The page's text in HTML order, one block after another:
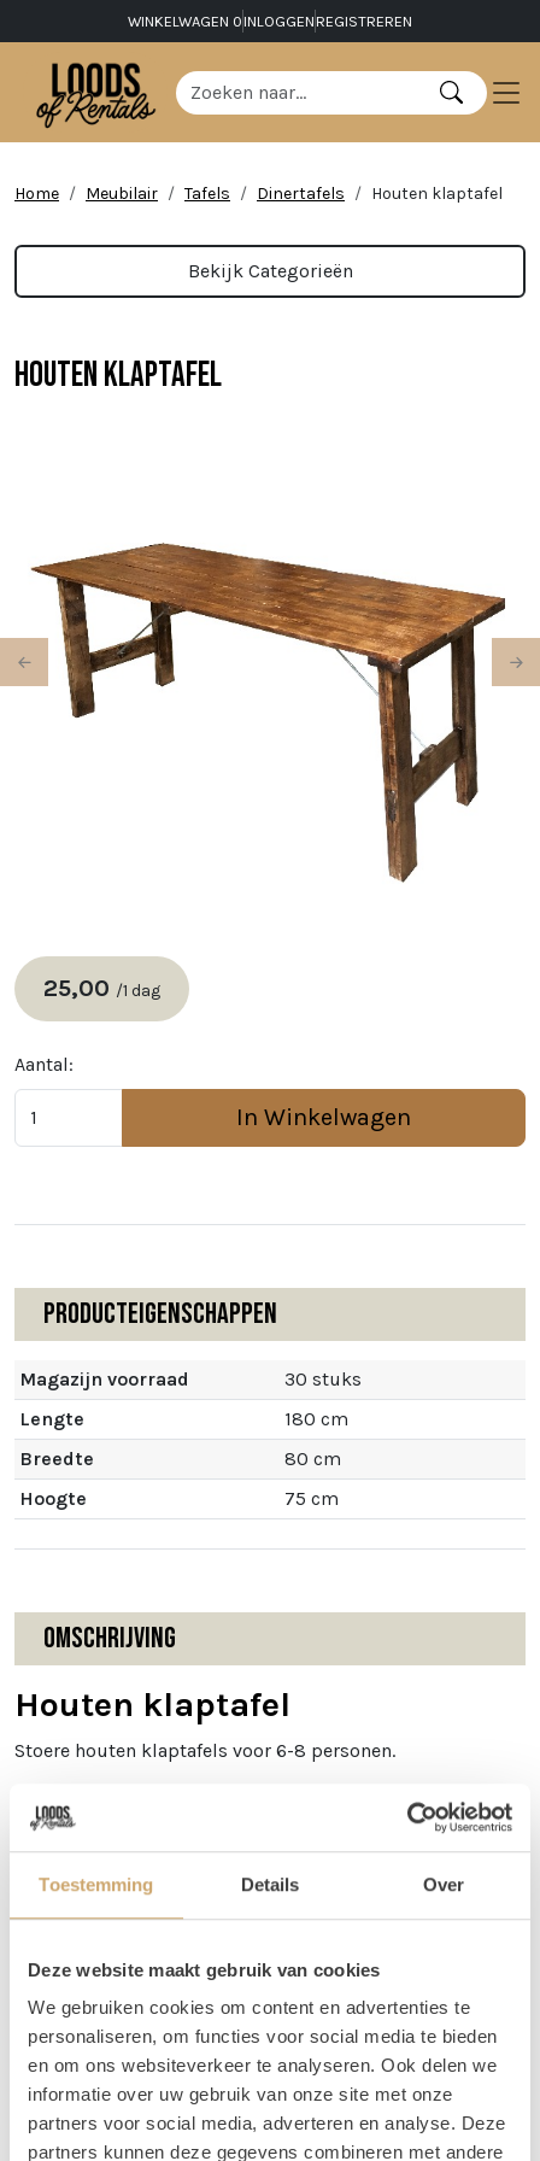
Toestemming Details Over
Deze website maakt gebruik van cookies
We gebruiken cookies om content en advertenties te
personaliseren, om functies voor social media te bieden
en om ons websiteverkeer te analyseren. Ook delen we
informatie over uw gebruik van onze site met onze
partners voor social media, adverteren en analyse. Deze
partners kunnen deze gegevens combineren met andere
WINKELWAGEN 0 INLOGGEN REGISTREREN
Home Meubilair Tafels Dinertafels Houten klaptafel
Bekijk Categorieën
Houten klaptafel
25,00 /1 dag
Aantal:
In Winkelwagen
Previous
Producteigenschappen
Magazijn voorraad
30 stuks
Lengte
180 cm
Breedte
80 cm
Hoogte
75 cm
Omschrijving
Houten klaptafel
Stoere houten klaptafels voor 6-8 personen.
De klaptafels hebben een afmeting van 180 lang en 80
breed. De tafels zijn 75 cm hoog.
Tips!
In de categorie tafelstylingkun je leuke verschillende
decoratieitems vinden om de tafel mee aan te kleden.
Vragen
Mocht je vragen hebben over dit product, dan kun je ons
altijd een berichtje of e-mail sturen. Je kunt ons bereiken
op 06 20 21 73 66 of mail naarinfo@loodsofrentals.nl. We